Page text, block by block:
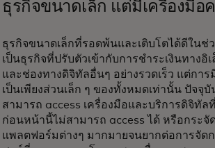
ธุรกิจขนาดเล็ก แต่มีเครื่องมือ
ธุรกิจขนาดเล็กที่รอดพ้นและเติบโตได้ดีในช่
เป็นธุรกิจที่ปรับตัวเข้ากับการชำระเงินทางอิ
และช่องทางดิจิทัลอื่นๆ อย่างรวดเร็ว แต่กา
เป็นเพียงส่วนเล็ก ๆ ของทั้งหมดเท่านั้น ปัจจุบั
สามารถ access เครื่องมือและบริการดิจิทั
ก่อนหน้านี้ไม่สามารถ access ได้ หรือกระจั
แพลตฟอร์มต่างๆ มากมายจนยากต่อการจัด